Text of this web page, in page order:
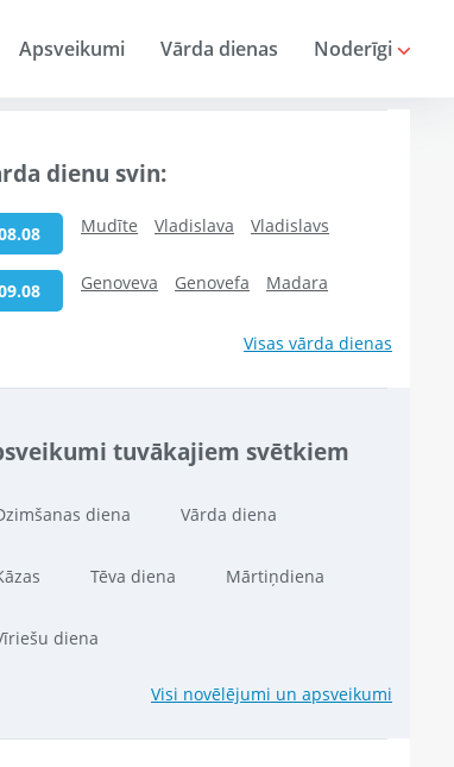
Apsveikumi Vārda dienas Noderīgi
dienu svin:
Mudīte Vladislava Vladislavs
Genoveva Genovefa Madara
Visas vārda dienas
tuvākajiem svētkiem
diena Vārda diena
Tēva diena Mārtiņdiena
diena
Visi novēlējumi un apsveikumi